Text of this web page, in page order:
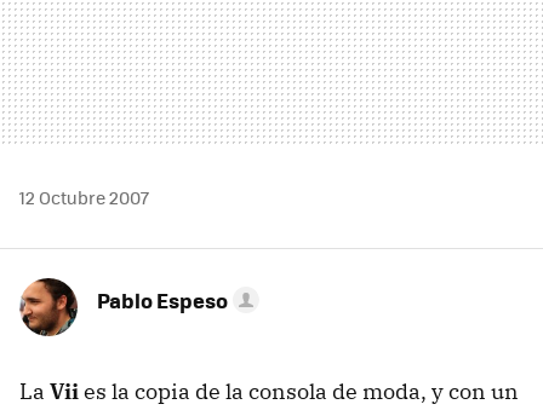
12 Octubre 2007
Pablo Espeso
La Viies la copia de la consola de moda, y con un